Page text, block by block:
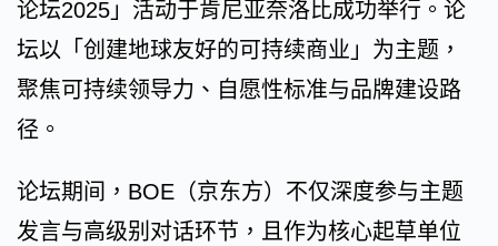
论坛2025」活动于肯尼亚奈洛比成功举行。论
坛以「创建地球友好的可持续商业」为主题，
聚焦可持续领导力、自愿性标准与品牌建设路
径。
论坛期间，BOE（京东方）不仅深度参与主题
发言与高级别对话环节，且作为核心起草单位